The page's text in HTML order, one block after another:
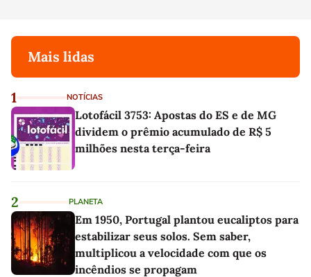
Mais lidas
1 NOTÍCIAS
Lotofácil 3753: Apostas do ES e de MG
dividem o prêmio acumulado de R$ 5
milhões nesta terça-feira
2 PLANETA
Em 1950, Portugal plantou eucaliptos para
estabilizar seus solos. Sem saber,
multiplicou a velocidade com que os
incêndios se propagam